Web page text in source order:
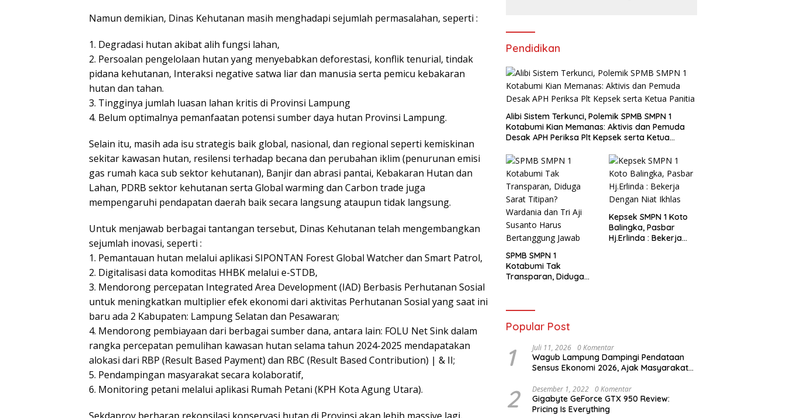
Namun demikian, Dinas Kehutanan masih menghadapi sejumlah permasalahan, seperti :
1. Degradasi hutan akibat alih fungsi lahan,
2. Persoalan pengelolaan hutan yang menyebabkan deforestasi, konflik tenurial, tindak
pidana kehutanan, Interaksi negative satwa liar dan manusia serta pemicu kebakaran
hutan dan tahan.
3. Tingginya jumlah luasan lahan kritis di Provinsi Lampung
4. Belum optimalnya pemanfaatan potensi sumber daya hutan Provinsi Lampung.
Selain itu, masih ada isu strategis baik global, nasional, dan regional seperti kemiskinan
sekitar kawasan hutan, resilensi terhadap becana dan perubahan iklim (penurunan emisi
gas rumah kaca sub sektor kehutanan), Banjir dan abrasi pantai, Kebakaran Hutan dan
Lahan, PDRB sektor kehutanan serta Global warming dan Carbon trade juga
mempengaruhi pendapatan daerah baik secara langsung ataupun tidak langsung.
Untuk menjawab berbagai tantangan tersebut, Dinas Kehutanan telah mengembangkan
sejumlah inovasi, seperti :
1. Pemantauan hutan melalui aplikasi SIPONTAN Forest Global Watcher dan Smart Patrol,
2. Digitalisasi data komoditas HHBK melalui e-STDB,
3. Mendorong percepatan Integrated Area Development (IAD) Berbasis Perhutanan Sosial
untuk meningkatkan multiplier efek ekonomi dari aktivitas Perhutanan Sosial yang saat ini
baru ada 2 Kabupaten: Lampung Selatan dan Pesawaran;
4. Mendorong pembiayaan dari berbagai sumber dana, antara lain: FOLU Net Sink dalam
rangka percepatan pemulihan kawasan hutan selama tahun 2024-2025 mendapatakan
alokasi dari RBP (Result Based Payment) dan RBC (Result Based Contribution) | & II;
5. Pendampingan masyarakat secara kolaboratif,
6. Monitoring petani melalui aplikasi Rumah Petani (KPH Kota Agung Utara).
Pendidikan
Alibi Sistem Terkunci, Polemik SPMB SMPN 1
Kotabumi Kian Memanas: Aktivis dan Pemuda
Desak APH Periksa Plt Kepsek serta Ketua
SPMB SMPN 1
Kotabumi Tak
Transparan, Diduga
Susanto Harus
Kepsek SMPN 1 Koto
Balingka, Pasbar
Hj.Erlinda : Bekerja
Popular Post
1 Juli 11, 2026 0 Komentar
Wagub Lampung Dampingi Pendataan
Sensus Ekonomi 2026, Ajak Masyarakat
2 Desember 1, 2022 0 Komentar
Gigabyte GeForce GTX 950 Review:
Pricing Is Everything